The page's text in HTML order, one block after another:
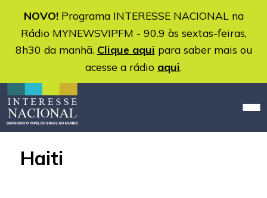
NOVO!Programa INTERESSE NACIONAL na
Rádio MYNEWSVIPFM - 90.9 às sextas-feiras,
8h30 da manhã. Clique aqui para saber mais ou
acesse a rádio aqui.
Haiti